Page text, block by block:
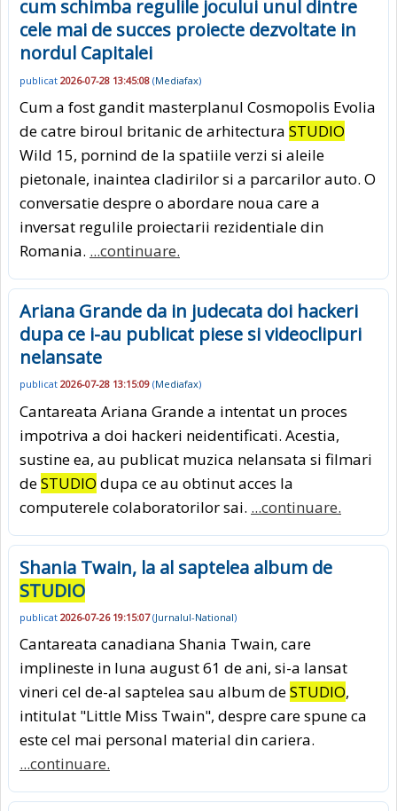
cum schimba regulile jocului unul dintre
cele mai de succes proiecte dezvoltate in
nordul Capitalei
publicat 2026-07-28 13:45:08 (Mediafax)
Cum a fost gandit masterplanul Cosmopolis Evolia
de catre biroul britanic de arhitectura STUDIO
Wild 15, pornind de la spatiile verzi si aleile
pietonale, inaintea cladirilor si a parcarilor auto. O
conversatie despre o abordare noua care a
inversat regulile proiectarii rezidentiale din
Romania. ...continuare.
Ariana Grande da in judecata doi hackeri
dupa ce i-au publicat piese si videoclipuri
nelansate
publicat 2026-07-28 13:15:09 (Mediafax)
Cantareata Ariana Grande a intentat un proces
impotriva a doi hackeri neidentificati. Acestia,
sustine ea, au publicat muzica nelansata si filmari
deSTUDIO dupa ce au obtinut acces la
computerele colaboratorilor sai. ...continuare.
Shania Twain, la al saptelea album de
STUDIO
publicat 2026-07-26 19:15:07(Jurnalul-National)
Cantareata canadiana Shania Twain, care
implineste in luna august 61 de ani, si-a lansat
vineri cel de-al saptelea sau album deSTUDIO,
intitulat "Little Miss Twain", despre care spune ca
este cel mai personal material din cariera.
...continuare.